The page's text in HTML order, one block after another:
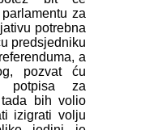
za
potrebna
predsjedniku
a
pozvat ću
potpisa za
tada bih volio
izigrati volju